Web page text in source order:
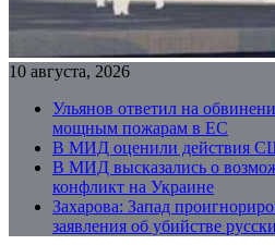
10 августа, 2026
Ульянов ответил на
мощным пожарам в ЕС
В МИД оценили действия
В МИД высказались о
конфликт на Украине
Захарова: Запад
заявления об убийстве